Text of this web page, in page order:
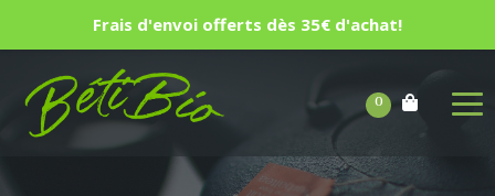
0
Frais d'envoi offerts dès 35€ d'achat!